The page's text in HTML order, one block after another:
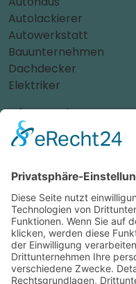
Autolackierer
Autowerkstatt
Bauunternehmen
Dachdecker
Elektriker
Oft gesucht
Fastfood & Imbiss
Getränkemarkt
Hotel
Kinderarzt
Personalvermittler
Weitere Sportvereine
Tierarzt
Zahnarzt